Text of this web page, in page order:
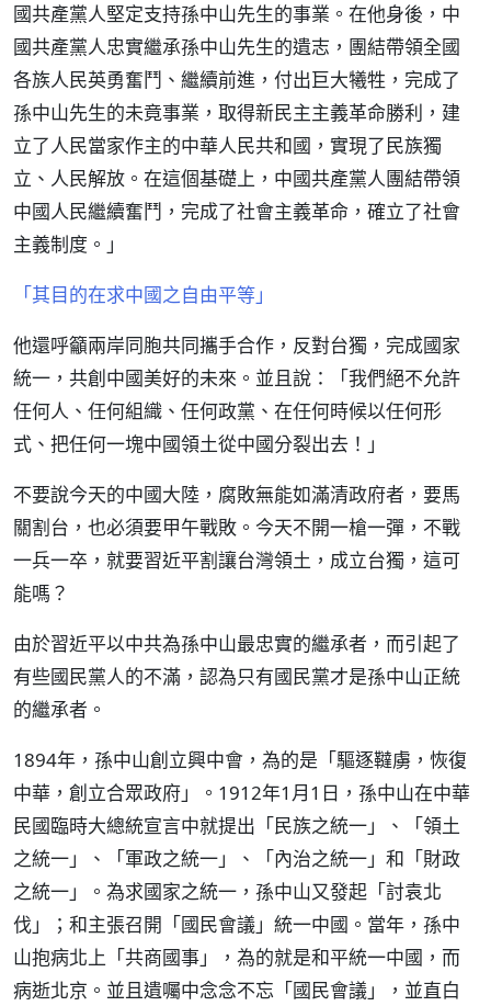
國共產黨人堅定支持孫中山先生的事業。在他身後，中
國共產黨人忠實繼承孫中山先生的遺志，團結帶領全國
各族人民英勇奮鬥、繼續前進，付出巨大犧牲，完成了
孫中山先生的未竟事業，取得新民主主義革命勝利，建
立了人民當家作主的中華人民共和國，實現了民族獨
立、人民解放。在這個基礎上，中國共產黨人團結帶領
中國人民繼續奮鬥，完成了社會主義革命，確立了社會
主義制度。」
「其目的在求中國之自由平等」
他還呼籲兩岸同胞共同攜手合作，反對台獨，完成國家
統一，共創中國美好的未來。並且說：「我們絕不允許
任何人、任何組織、任何政黨、在任何時候以任何形
式、把任何一塊中國領土從中國分裂出去！」
不要說今天的中國大陸，腐敗無能如滿清政府者，要馬
關割台，也必須要甲午戰敗。今天不開一槍一彈，不戰
一兵一卒，就要習近平割讓台灣領土，成立台獨，這可
能嗎？
由於習近平以中共為孫中山最忠實的繼承者，而引起了
有些國民黨人的不滿，認為只有國民黨才是孫中山正統
的繼承者。
1894年，孫中山創立興中會，為的是「驅逐韃虜，恢復
中華，創立合眾政府」。1912年1月1日，孫中山在中華
民國臨時大總統宣言中就提出「民族之統一」、「領土
之統一」、「軍政之統一」、「內治之統一」和「財政
之統一」。為求國家之統一，孫中山又發起「討袁北
伐」；和主張召開「國民會議」統一中國。當年，孫中
山抱病北上「共商國事」，為的就是和平統一中國，而
病逝北京。並且遺囑中念念不忘「國民會議」，並直白